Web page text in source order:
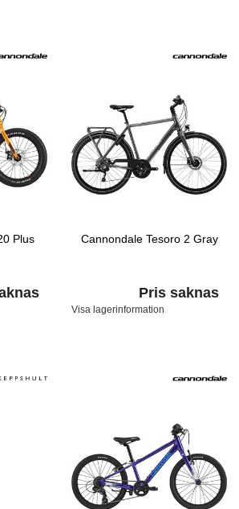
Plus
Cannondale Tesoro 2 Gray
Pris saknas
Visa lagerinformation